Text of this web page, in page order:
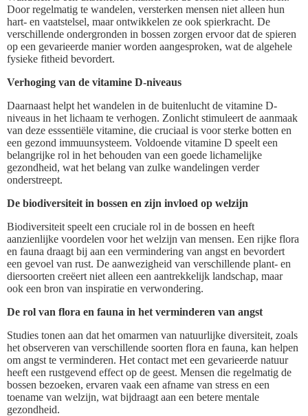
Door regelmatig te wandelen, versterken mensen niet alleen hun
hart- en vaatstelsel, maar ontwikkelen ze ook spierkracht. De
verschillende ondergronden in bossen zorgen ervoor dat de spieren
op een gevarieerde manier worden aangesproken, wat de algehele
fysieke fitheid bevordert.
Verhoging van de vitamine D-niveaus
Daarnaast helpt het wandelen in de buitenlucht de vitamine D-
niveaus in het lichaam te verhogen. Zonlicht stimuleert de aanmaak
van deze esssentiële vitamine, die cruciaal is voor sterke botten en
een gezond immuunsysteem. Voldoende vitamine D speelt een
belangrijke rol in het behouden van een goede lichamelijke
gezondheid, wat het belang van zulke wandelingen verder
onderstreept.
De biodiversiteit in bossen en zijn invloed op welzijn
Biodiversiteit speelt een cruciale rol in de bossen en heeft
aanzienlijke voordelen voor het welzijn van mensen. Een rijke flora
en fauna draagt bij aan een vermindering van angst en bevordert
een gevoel van rust. De aanwezigheid van verschillende plant- en
diersoorten creëert niet alleen een aantrekkelijk landschap, maar
ook een bron van inspiratie en verwondering.
De rol van flora en fauna in het verminderen van angst
Studies tonen aan dat het omarmen van natuurlijke diversiteit, zoals
het observeren van verschillende soorten flora en fauna, kan helpen
om angst te verminderen. Het contact met een gevarieerde natuur
heeft een rustgevend effect op de geest. Mensen die regelmatig de
bossen bezoeken, ervaren vaak een afname van stress en een
toename van welzijn, wat bijdraagt aan een betere mentale
gezondheid.